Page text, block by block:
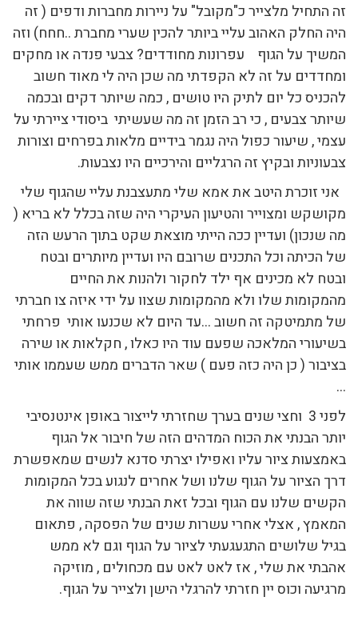
זה התחיל מלצייר כ"מקובל" על ניירות מחברות ודפים ( זה
היה החלק האהוב עליי ביותר להכין שערי מחברת ..חחח) וזה
המשיך על הגוף עפרונות מחודדים? צבעי פנדה או מחקים
ומחדדים על זה לא הקפדתי מה שכן היה לי מאוד חשוב
להכניס כל יום לתיק היו טושים , כמה שיותר דקים ובכמה
שיותר צבעים , כי רב הזמן זה מה שעשיתי ביסודי ציירתי על
עצמי , שיעור כפול היה נגמר בידיים מלאות בפרחים וצורות
צבעוניות ובקיץ זה הרגליים והירכיים היו נצבעות.
אני זוכרת היטב את אמא שלי מתעצבנת עליי שהגוף שלי
מקושקש ומצוייר והטיעון העיקרי היה שזה בכלל לא בריא (
מה שנכון) ועדיין ככה הייתי מוצאת שקט בתוך הרעש הזה
של הכיתה וכל התכנים שרובם היו ועדיין מיותרים ובטח
ובטח לא מכינים אף ילד לחקור ולהנות את החיים
מהמקומות שלו ולא מהמקומות שצוו על ידי איזה צו חברתי
של מתמיטקה זה חשוב …עד היום לא שכנעו אותי פרחתי
בשיעורי המלאכה שפעם עוד היו כאלו , חקלאות או שירה
בציבור ( כן היה כזה פעם ) שאר הדברים ממש שעממו אותי
…
לפני 3 וחצי שנים בערך שחזרתי לייצור באופן אינטנסיבי
יותר הבנתי את הכוח המדהים הזה של חיבור אל הגוף
באמצעות ציור עליו ואפילו יצרתי סדנא לנשים שמאפשרת
דרך הציור על הגוף שלנו ושל אחרים לנגוע בכל המקומות
הקשים שלנו עם הגוף ובכל זאת הבנתי שזה שווה את
המאמץ , אצלי אחרי עשרות שנים של הפסקה , פתאום
בגיל שלושים התגעגעתי לציור על הגוף וגם לא ממש
אהבתי את שלי , אז לאט לאט עם מכחולים , מוזיקה
מרגיעה וכוס יין חזרתי להרגלי הישן ולצייר על הגוף.